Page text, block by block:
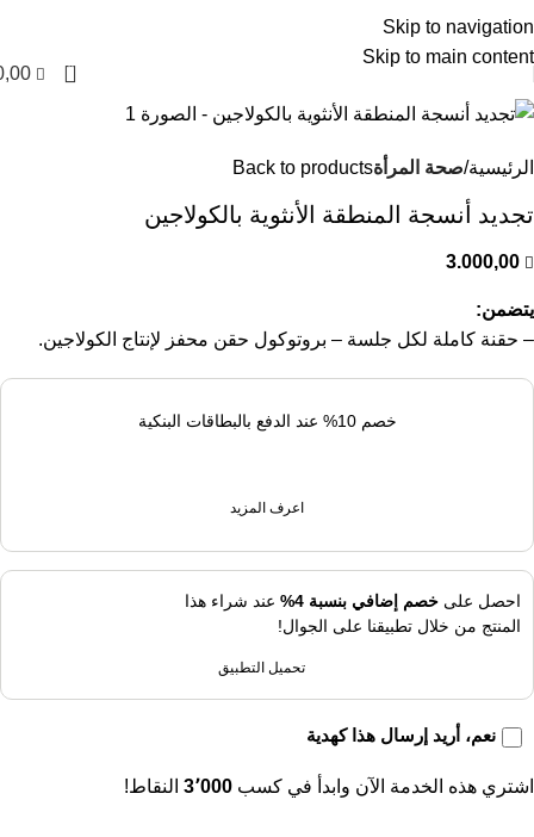
Skip to navigation
Skip to main content
العربية
0
الرئيسية صحة المرأةBack to products
تجديد أنسجة المنطقة الأنثوية بالكولاجين
3.000,00
يتضمن:
– حقنة كاملة لكل جلسة – بروتوكول حقن محفز لإنتاج الكولاجين.
خصم 10% عند الدفع بالبطاقات البنكية
اعرف المزيد
احصل على خصم إضافي بنسبة 4%
عند شراء هذا
المنتج من خلال تطبيقنا على الجوال!
تحميل التطبيق
نعم، أريد إرسال هذا كهدية
اشتري هذه الخدمة الآن وابدأ في كسب 3٬000 النقاط!